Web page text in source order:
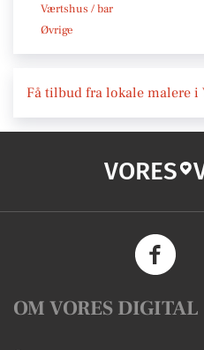
Værtshus / bar
Øvrige
Få tilbud fra lokale malere i
VORES
OM VORES DIGITAL